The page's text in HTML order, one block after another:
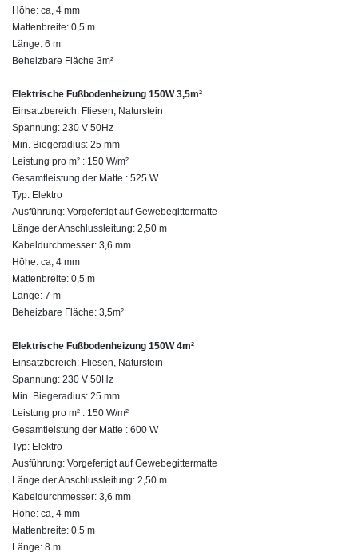
Höhe: ca, 4 mm
Mattenbreite: 0,5 m
Länge: 6 m
Beheizbare Fläche 3m²
Elektrische Fußbodenheizung 150W 3,5m²
Einsatzbereich: Fliesen, Naturstein
Spannung: 230 V 50Hz
Min. Biegeradius: 25 mm
Leistung pro m² : 150 W/m²
Gesamtleistung der Matte : 525 W
Typ: Elektro
Ausführung: Vorgefertigt auf Gewebegittermatte
Länge der Anschlussleitung: 2,50 m
Kabeldurchmesser: 3,6 mm
Höhe: ca, 4 mm
Mattenbreite: 0,5 m
Länge: 7 m
Beheizbare Fläche: 3,5m²
Elektrische Fußbodenheizung 150W 4m²
Einsatzbereich: Fliesen, Naturstein
Spannung: 230 V 50Hz
Min. Biegeradius: 25 mm
Leistung pro m² : 150 W/m²
Gesamtleistung der Matte : 600 W
Typ: Elektro
Ausführung: Vorgefertigt auf Gewebegittermatte
Länge der Anschlussleitung: 2,50 m
Kabeldurchmesser: 3,6 mm
Höhe: ca, 4 mm
Mattenbreite: 0,5 m
Länge: 8 m